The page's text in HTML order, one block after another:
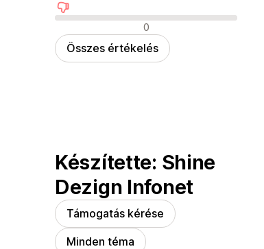
Negatív értékelések
0
Összes értékelés
Készítette: Shine
Dezign Infonet
Támogatás kérése
Minden téma